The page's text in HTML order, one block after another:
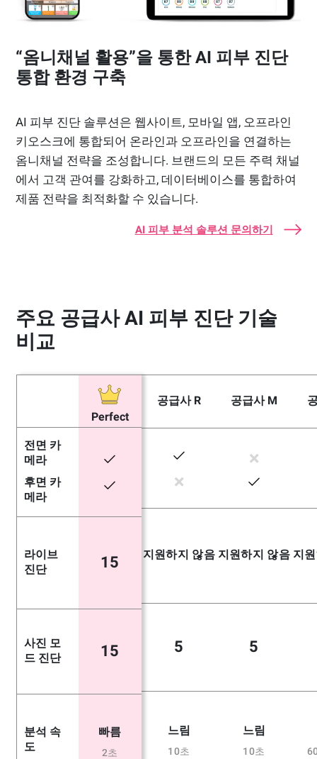
“옴니채널 활용”을 통한 AI 피부 진단
통합 환경 구축
AI 피부 진단 솔루션은 웹사이트, 모바일 앱, 오프라인
키오스크에 통합되어 온라인과 오프라인을 연결하는
옴니채널 전략을 조성합니다. 브랜드의 모든 주력 채널
에서 고객 관여를 강화하고, 데이터베이스를 통합하여
제품 전략을 최적화할 수 있습니다.
AI 피부 분석 솔루션 문의하기
주요 공급사 AI 피부 진단 기술
비교
Perfect
전면 카
메라
후면 카
메라
라이브
진단
15
사진 모
드 진단
15
분석 속
도
빠름
2초
공급사 R 공급사 M
지원하지 않음 지원하지 않음 지
5 5
느림
10초
느림
10초